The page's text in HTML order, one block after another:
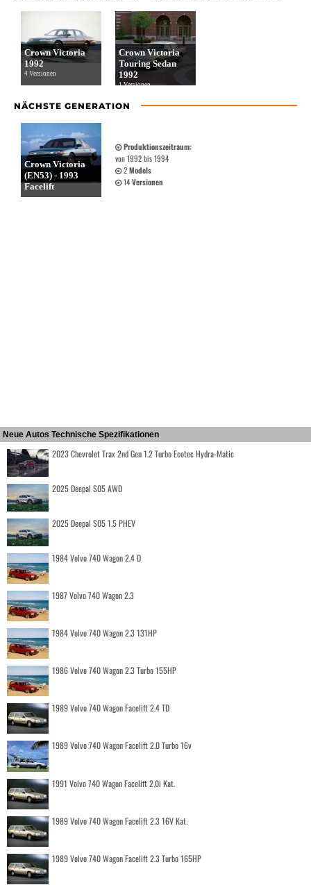
Crown Victoria
1992
4 Versionen
Crown Victoria
Touring Sedan
1992
1 Versionen
NÄCHSTE GENERATION
Crown Victoria
(EN53) - 1993
Facelift
Produktionszeitraum:
von 1992 bis 1994
2Models
14Versionen
Neue Autos Technische Spezifikationen
2023 Chevrolet Trax 2nd Gen 1.2 Turbo Ecotec Hydra-Matic
2025 Deepal S05 AWD
2025 Deepal S05 1.5 PHEV
1984 Volvo 740 Wagon 2.4 D
1987 Volvo 740 Wagon 2.3
1984 Volvo 740 Wagon 2.3 131HP
1986 Volvo 740 Wagon 2.3 Turbo 155HP
1989 Volvo 740 Wagon Facelift 2.4 TD
1989 Volvo 740 Wagon Facelift 2.0 Turbo 16v
1991 Volvo 740 Wagon Facelift 2.0i Kat.
1989 Volvo 740 Wagon Facelift 2.3 16V Kat.
1989 Volvo 740 Wagon Facelift 2.3 Turbo 165HP